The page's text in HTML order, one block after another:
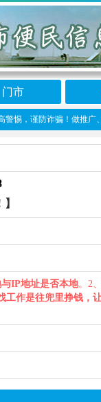
门市
，谨防诈骗！做推广、
IP地址是否本地。2
工作是往兜里挣钱，